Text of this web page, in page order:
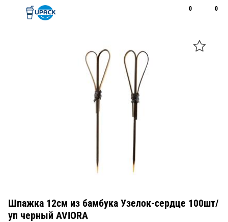
0 0
Шпажка 12см из бамбука Узелок-сердце 100шт/
уп черный AVIORA